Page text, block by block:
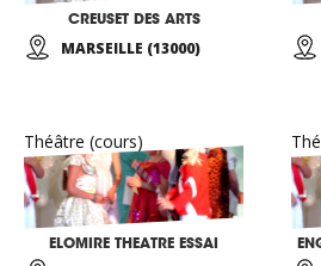
CREUSET DES ARTS
MARSEILLE (13000)
Théâtre (cours)
ELOMIRE THEATRE ESSAI